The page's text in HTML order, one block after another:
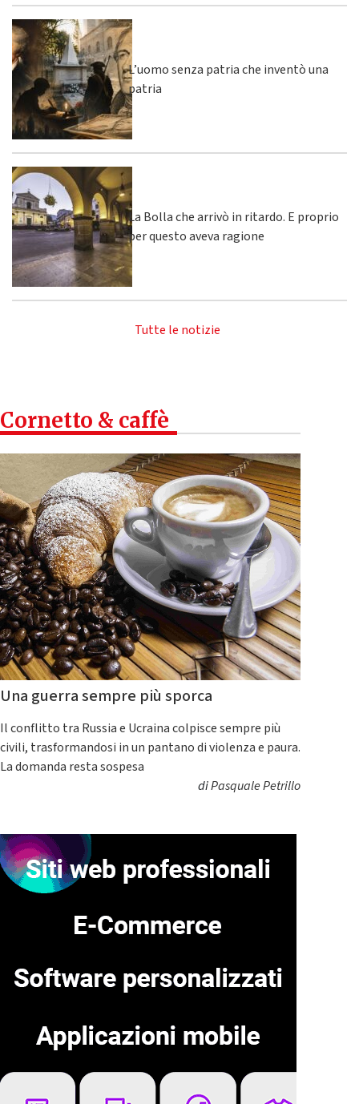
L’uomo senza patria che inventò una
patria
La Bolla che arrivò in ritardo. E proprio
per questo aveva ragione
Tutte le notizie
Cornetto & caffè
Una guerra sempre più sporca
Il conflitto tra Russia e Ucraina colpisce sempre più
civili, trasformandosi in un pantano di violenza e paura.
La domanda resta sospesa
diPasquale Petrillo